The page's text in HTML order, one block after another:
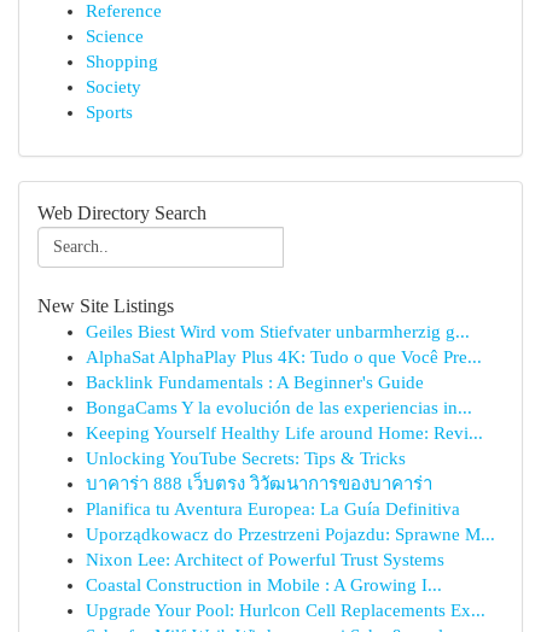
Reference
Science
Shopping
Society
Sports
Web Directory Search
New Site Listings
Geiles Biest Wird vom Stiefvater unbarmherzig g...
AlphaSat AlphaPlay Plus 4K: Tudo o que Você Pre...
Backlink Fundamentals : A Beginner's Guide
BongaCams Y la evolución de las experiencias in...
Keeping Yourself Healthy Life around Home: Revi...
Unlocking YouTube Secrets: Tips & Tricks
บาคาร่า 888 เว็บตรง วิวัฒนาการของบาคาร่า
Planifica tu Aventura Europea: La Guía Definitiva
Uporządkowacz do Przestrzeni Pojazdu: Sprawne M...
Nixon Lee: Architect of Powerful Trust Systems
Coastal Construction in Mobile : A Growing I...
Upgrade Your Pool: Hurlcon Cell Replacements Ex...